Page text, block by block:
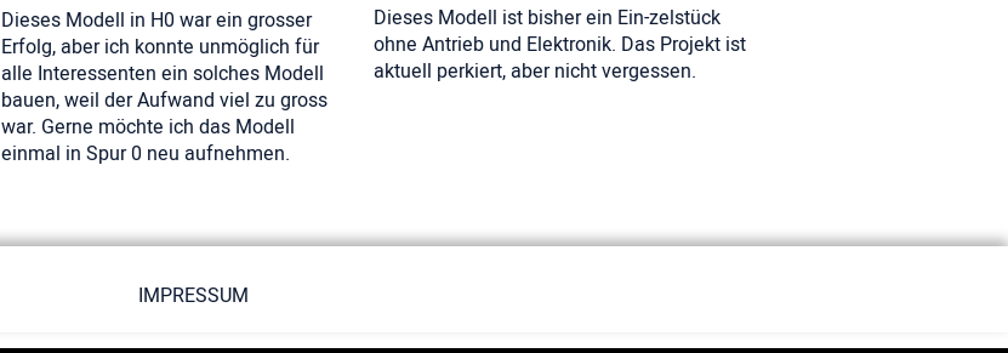
Dieses Modell in H0 war ein grosser
Erfolg, aber ich konnte unmöglich für
alle Interessenten ein solches Modell
bauen, weil der Aufwand viel zu gross
war. Gerne möchte ich das Modell
einmal in Spur 0 neu aufnehmen.
Dieses Modell ist bisher ein Ein-zelstück
ohne Antrieb und Elektronik. Das Projekt ist
aktuell perkiert, aber nicht vergessen.
IMPRESSUM